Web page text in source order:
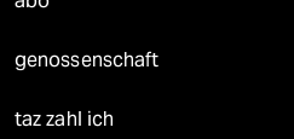
genossenschaft
taz zahl ich